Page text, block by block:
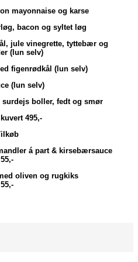
mayonnaise og karse
bacon og syltet løg
jule vinegrette, tyttebær og
(lun selv)
figenrødkål (lun selv)
(lun selv)
surdejs boller, fedt og smør
495,-
á part & kirsebærsauce
55,-
oliven og rugkiks
55,-